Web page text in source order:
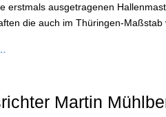
erstmals ausgetragenen
die auch im Thüringen-Maßstab
Martin